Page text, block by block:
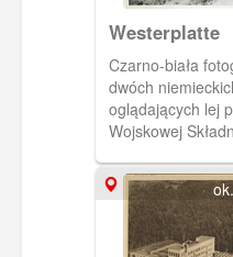
Westerplatte
Czarno-biała
dwóch
oglądających lej
Wojskowej
budynek koszar. Zakaz kopiowania,
zasób dostępny
Wojny
sygnatura: